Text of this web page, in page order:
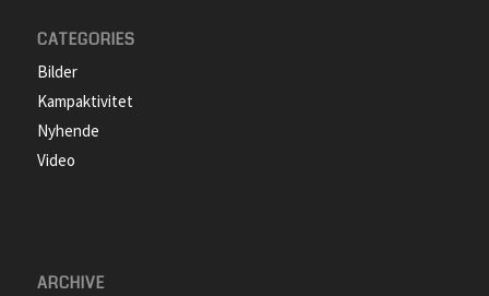
CATEGORIES
Bilder
Kampaktivitet
Nyhende
Video
ARCHIVE